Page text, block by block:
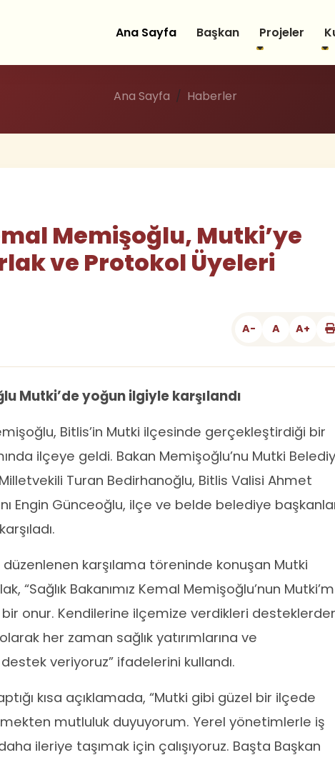
Ana Sayfa Başkan Projeler
Ana Sayfa Haberler
Memişoğlu, Mutki’ye
ve Protokol Üyeleri
A- A A+
Mutki’de yoğun ilgiyle karşılandı
Bitlis’in Mutki ilçesinde gerçekleştirdiği bir
ilçeye geldi. Bakan Memişoğlu’nu Mutki
Turan Bedirhanoğlu, Bitlis Valisi Ahmet
Engin Günceoğlu, ilçe ve belde belediye
karşılama töreninde konuşan Mutki
“Sağlık Bakanımız Kemal Memişoğlu’nun
onur. Kendilerine ilçemize verdikleri
her zaman sağlık yatırımlarına ve
veriyoruz” ifadelerini kullandı.
kısa açıklamada, “Mutki gibi güzel bir ilçede
mutluluk duyuyorum. Yerel yönetimlerle iş
ileriye taşımak için çalışıyoruz. Başta Başkan